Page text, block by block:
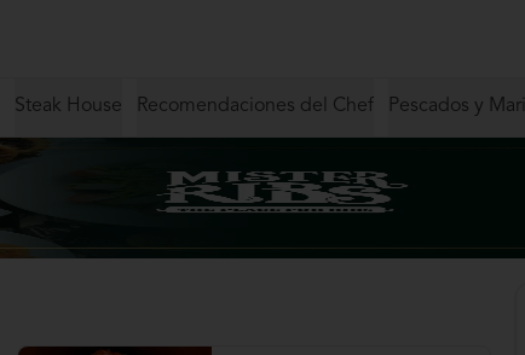
Steak House Recomendaciones del Chef Pescados y